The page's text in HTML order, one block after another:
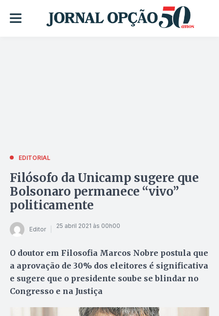
EDITORIAL
Filósofo da Unicamp sugere que
Bolsonaro permanece “vivo”
politicamente
Editor 25 abril 2021 às 00h00
O doutor em Filosofia Marcos Nobre postula que
a aprovação de 30% dos eleitores é significativa
e sugere que o presidente soube se blindar no
Congresso e na Justiça